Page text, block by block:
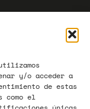
y/o acceder a
de estas
como el
de las
como interlocutor
a nivel